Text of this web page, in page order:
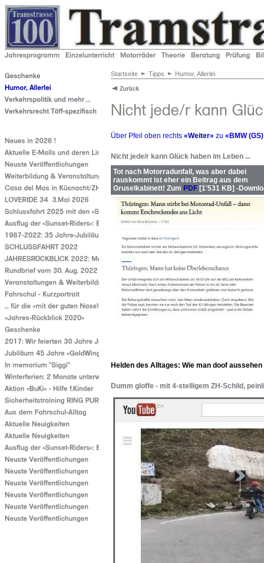
Startseite Tipps Humor, Allerlei
Über Pfeil oben rechts «Weiter» zu «BMW
Nicht jede/r kann Glück haben im Leben ...
Tot nach Motorradunfall, was aber dabei
rauskommt ist eher ein Beitrag aus dem
Gruselkabinett! Zum PDF [1'531 KB] -
Helden des Alltages: Wie man doof
Dumm gloffe - mit 4-stelligem ZH-Schild,